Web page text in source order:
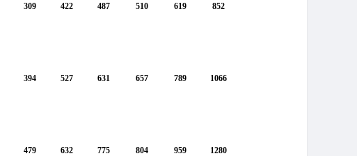
309 422 487 510 619 852
394 527 631 657 789 1066
479 632 775 804 959 1280